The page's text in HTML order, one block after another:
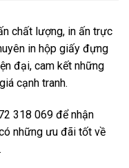
chất lượng, in ấn trực
in hộp giấy đựng
đại, cam kết những
cạnh tranh.
318 069 để nhận
những ưu đãi tốt về